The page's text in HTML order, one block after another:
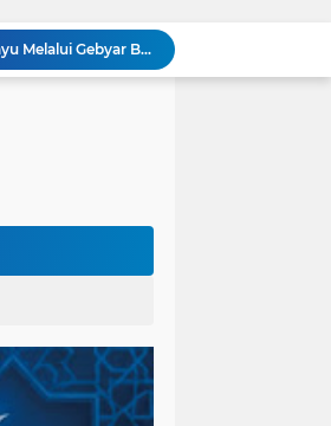
Bupati Baharuddin Dukung Pelestarian Budaya Melayu Melalui Gebyar Bertanjak Jilid 7 Tahun 2026
Pemkab Karo Gelar Gerak Jalan Tingkat SD dan SMP, Meriahkan HUT RI Ke-81
Ikatan Wartawan Online (IWO) Gelar Rangkaian Perayaan HUT ke-14 dengan Komitmen Profesionalisme Wartawan IWO Berdampak Bagi Kebaikan Bangsa